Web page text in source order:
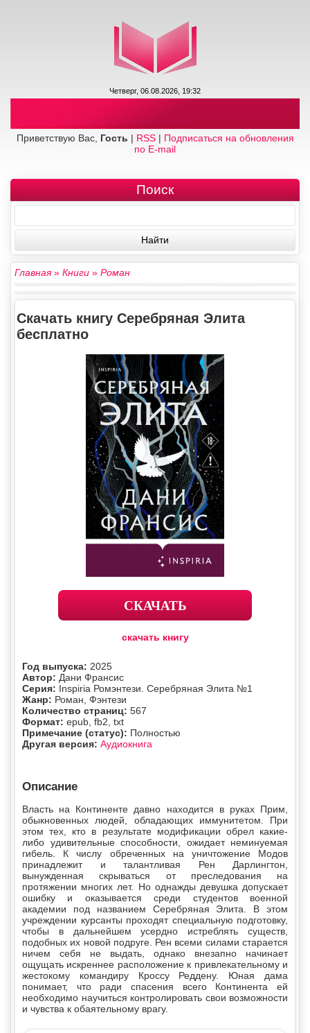
Четверг, 06.08.2026, 19:32
Приветствую Вас, Гость | RSS| Подписаться на обновления
по E-mail
Поиск
Главная» Книги » Роман
Скачать книгу Серебряная Элита
бесплатно
СКАЧАТЬ
скачать книгу
Год выпуска: 2025
Автор: Дани Франсис
Серия: Inspiria Ромэнтези. Серебряная Элита №1
Жанр: Роман, Фэнтези
Количество страниц: 567
Формат: epub, fb2, txt
Примечание (статус): Полностью
Другая версия: Аудиокнига
Описание
Власть на Континенте давно находится в руках Прим,
обыкновенных людей, обладающих иммунитетом. При
этом тех, кто в результате модификации обрел какие-
либо удивительные способности, ожидает неминуемая
гибель. К числу обреченных на уничтожение Модов
принадлежит и талантливая Рен Дарлингтон,
вынужденная скрываться от преследования на
протяжении многих лет. Но однажды девушка допускает
ошибку и оказывается среди студентов военной
академии под названием Серебряная Элита. В этом
учреждении курсанты проходят специальную подготовку,
чтобы в дальнейшем усердно истреблять существ,
подобных их новой подруге. Рен всеми силами старается
ничем себя не выдать, однако внезапно начинает
ощущать искреннее расположение к привлекательному и
жестокому командиру Кроссу Реддену. Юная дама
понимает, что ради спасения всего Континента ей
необходимо научиться контролировать свои возможности
и чувства к обаятельному врагу.